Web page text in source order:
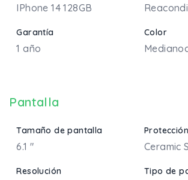
IPhone 14 128GB
Garantía
1 año
Color
Pantalla
Tamaño de pantalla
6.1 "
Protección
Ceramic
Resolución Tipo de